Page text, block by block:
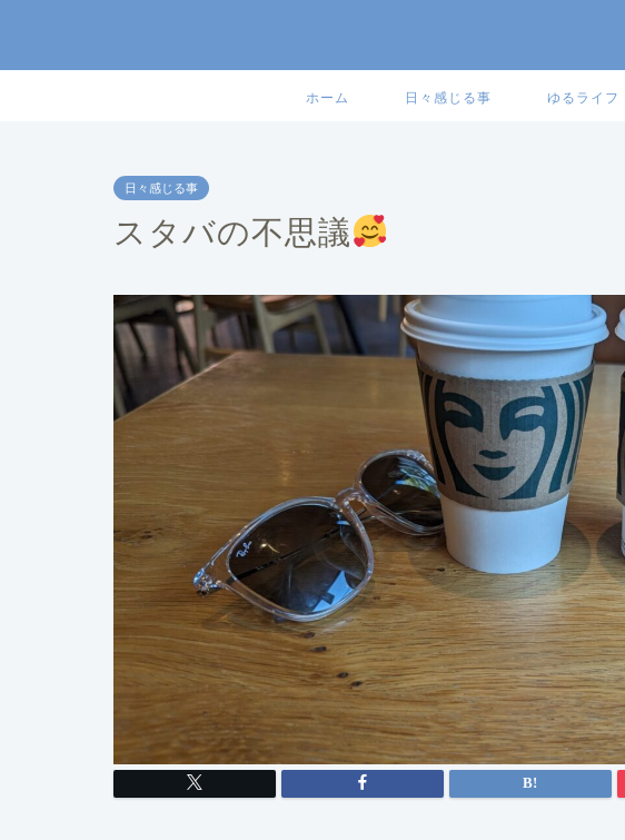
ホーム 日々感じる事 ゆるライフ
日々感じる事
スタバの不思議